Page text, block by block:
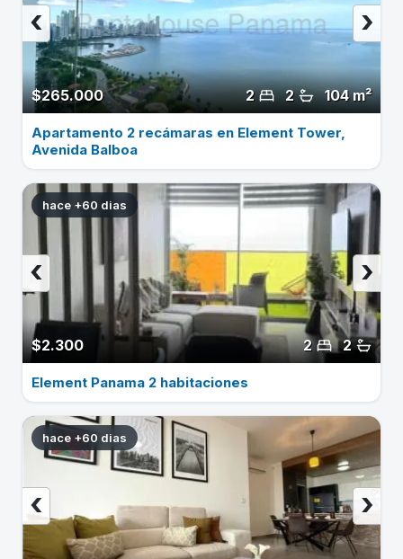
$265.000 104 m²
2
2
›
‹
Apartamento 2 recámaras en Element Tower,
Avenida Balboa
hace +60 dias
$2.300 2
2
›
‹
Element Panama 2 habitaciones
hace +60 dias
›
‹